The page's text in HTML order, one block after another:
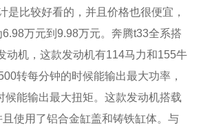
是比较好看的，并且价格也很便宜，
万元到9.98万元。奔腾t33全系搭
动机，这款发动机有114马力和155牛
转每分钟的时候能输出最大功率，
候能输出最大扭矩。这款发动机搭载
使用了铝合金缸盖和铸铁缸体。与